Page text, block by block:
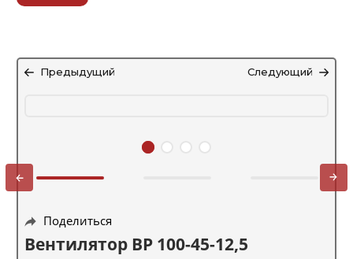
Предыдущий Следующий
Поделиться
Вентилятор ВР 100-45-12,5